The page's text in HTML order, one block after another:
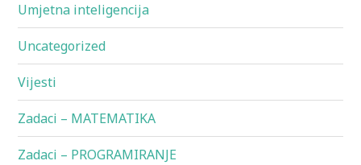
Umjetna inteligencija
Uncategorized
Vijesti
Zadaci – MATEMATIKA
Zadaci – PROGRAMIRANJE